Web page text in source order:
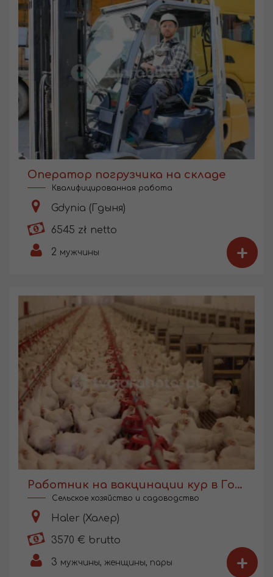
Оператор погрузчика на складе
Квалифицированная работа
Gdynia (Гдыня)
6545 zł netto
2 мужчины +
Работник на вакцинации кур в Голландии
Сельское хозяйство и садоводство
Haler (Халер)
3570 € brutto
3 мужчины, женщины, пары +